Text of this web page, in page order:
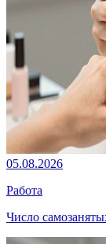
05.08.2026
Работа
Число